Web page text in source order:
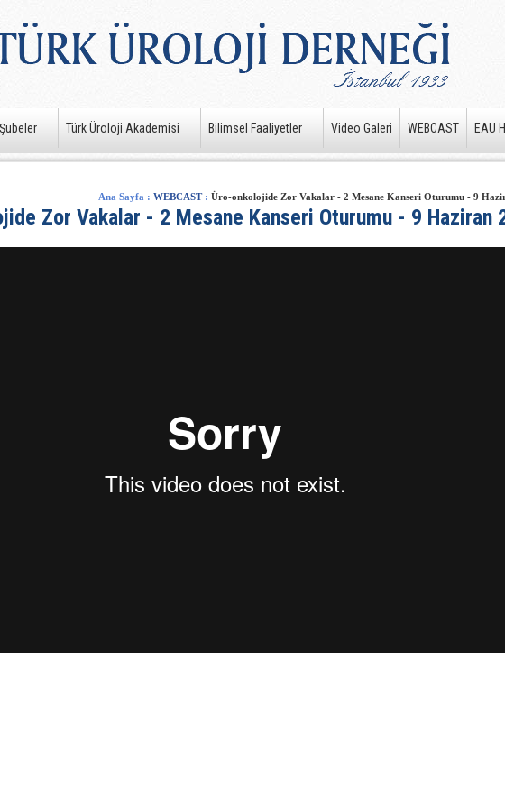
Şubeler Türk Üroloji Akademisi Bilimsel Faaliyetler Video Galeri WEBCAST EAU
Ana Sayfa : WEBCAST: Üro-onkolojide Zor Vakalar - 2 Mesane Kanseri Oturumu - 9
Zor Vakalar - 2 Mesane Kanseri Oturumu - 9 Haziran